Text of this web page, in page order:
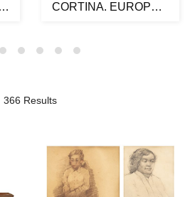
CORTINA. EUROPA.
366 Results